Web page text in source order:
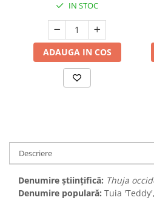
IN STOC
ADAUGA IN COS
Descriere
Denumire științifică: Thuja
Denumire populară: Tuia